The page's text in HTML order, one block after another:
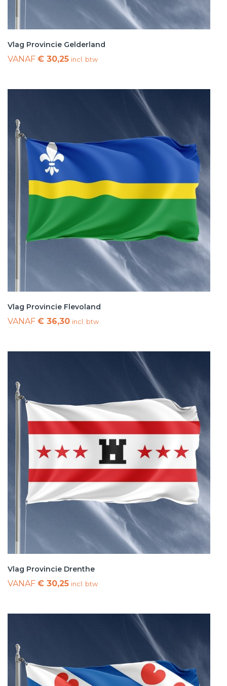
Vlag Provincie Gelderland
VANAF € 30,25 incl. btw
Vlag Provincie Flevoland
VANAF € 36,30 incl. btw
Vlag Provincie Drenthe
VANAF € 30,25 incl. btw